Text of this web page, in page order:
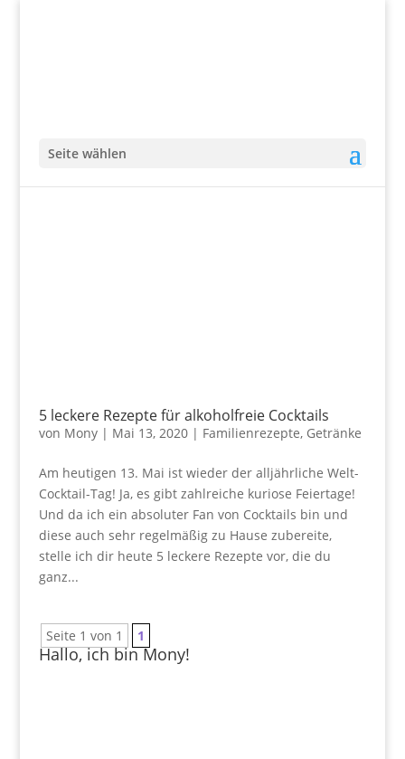
Seite wählen
5 leckere Rezepte für alkoholfreie Cocktails
von Mony| Mai 13, 2020| Familienrezepte, Getränke
Am heutigen 13. Mai ist wieder der alljährliche Welt-
Cocktail-Tag! Ja, es gibt zahlreiche kuriose Feiertage!
Und da ich ein absoluter Fan von Cocktails bin und
diese auch sehr regelmäßig zu Hause zubereite,
stelle ich dir heute 5 leckere Rezepte vor, die du
ganz...
Seite 1 von 1 1
Hallo, ich bin Mony!